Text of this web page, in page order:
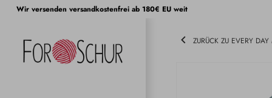
DirektWir versenden versandkostenfrei ab 180€ EU weit
ZURÜCK ZU EVERY